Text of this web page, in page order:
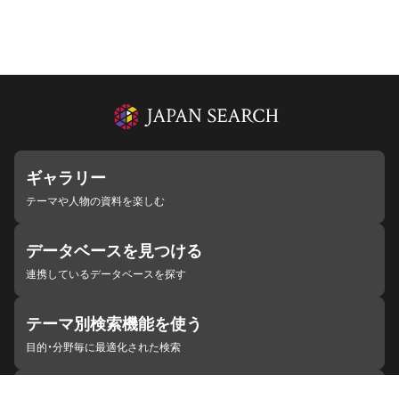
ギャラリー
テーマや人物の資料を楽しむ
データベースを見つける
連携しているデータベースを探す
テーマ別検索機能を使う
目的・分野毎に最適化された検索